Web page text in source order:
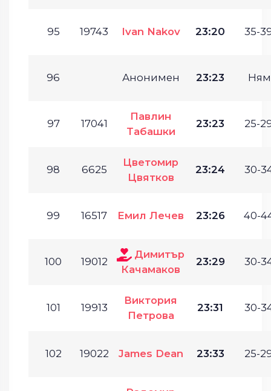
95 19743 Ivan Nakov 23:20 35-
96 Анонимен 23:23
97 17041
Павлин
Табашки
23:23 25-
98 6625
Цветомир
Цвятков
23:24 30-
99 16517 Емил Лечев 23:26 40-
100 19012
Димитър
Качамаков
23:29 30-
101 19913
Виктория
Петрова
23:31 30-
102 19022 James Dean 23:33 25-